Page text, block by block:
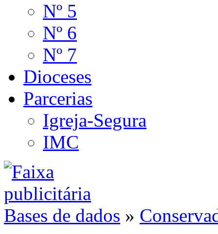
Nº 5
Nº 6
Nº 7
Dioceses
Parcerias
Igreja-Segura
IMC
Bases de dados »